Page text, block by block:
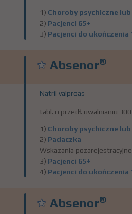
1) Choroby psychiczne
2) Pacjenci 65+
3) Pacjenci do ukończenia
Absenor®
Natrii valproas
tabl. o przedł. uwalnianiu
1) Choroby psychiczne
2) Padaczka
Wskazania
3) Pacjenci 65+
4) Pacjenci do ukończenia
Absenor®